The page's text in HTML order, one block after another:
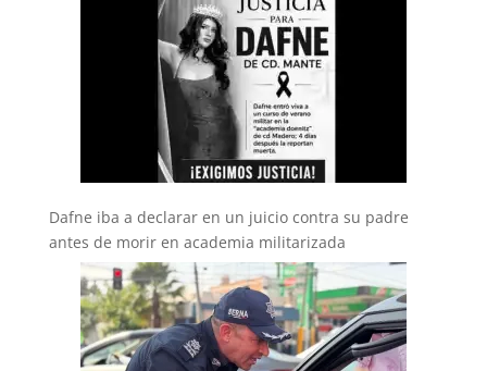
Dafne iba a declarar en un juicio contra su padre
antes de morir en academia militarizada